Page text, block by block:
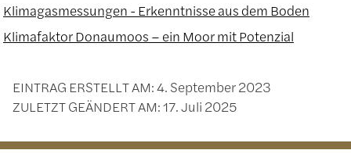
Klimagasmessungen - Erkenntnisse aus dem Boden
Klimafaktor Donaumoos – ein Moor mit Potenzial
EINTRAG ERSTELLT AM:4. September 2023
ZULETZT GEÄNDERT AM:17. Juli 2025